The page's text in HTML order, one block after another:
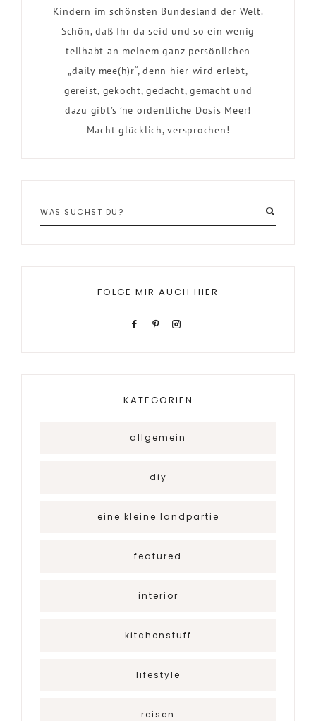
Kindern im schönsten Bundesland der Welt.
Schön, daß Ihr da seid und so ein wenig
teilhabt an meinem ganz persönlichen
„daily mee(h)r“, denn hier wird erlebt,
gereist, gekocht, gedacht, gemacht und
dazu gibt’s ’ne ordentliche Dosis Meer!
Macht glücklich, versprochen!
FOLGE MIR AUCH HIER
KATEGORIEN
allgemein
diy
eine kleine landpartie
featured
interior
kitchenstuff
lifestyle
reisen